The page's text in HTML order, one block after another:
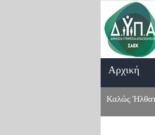
Aρχική
Καλώς